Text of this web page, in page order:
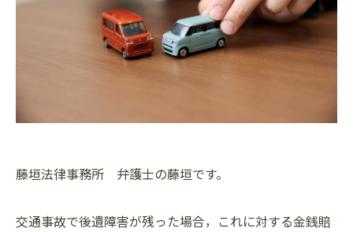
藤垣法律事務所 弁護士の藤垣です。
交通事故で後遺障害が残った場合，これに対する金銭賠